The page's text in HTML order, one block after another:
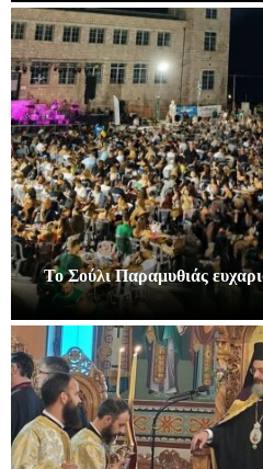
Το Σούλι Παραμυθιάς